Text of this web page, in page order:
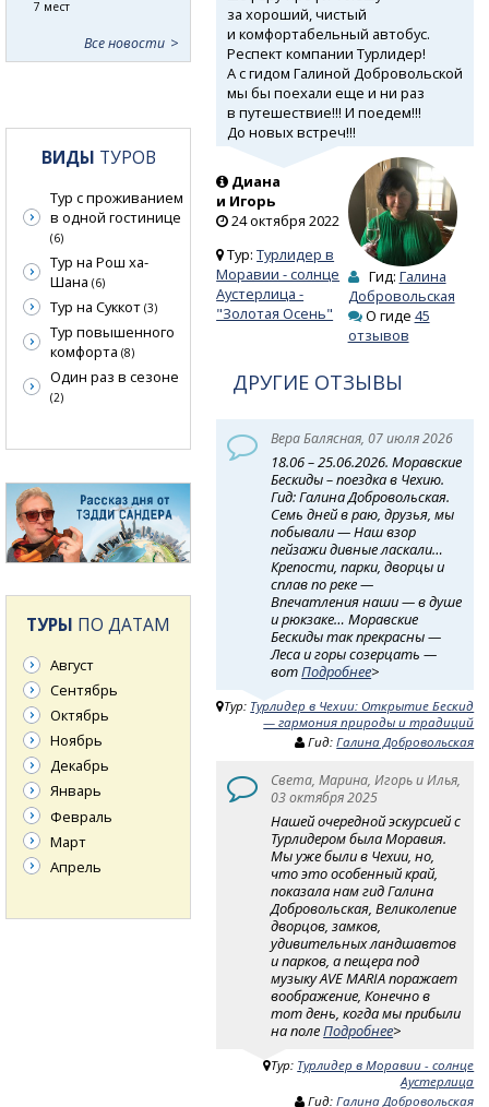
за хороший, чистый
и комфортабельный автобус.
Респект компании Турлидер!
А с гидом Галиной Добровольской
мы бы поехали еще и ни раз
в путешествие!!! И поедем!!!
До новых встреч!!!
Диана
и Игорь
24 октября 2022
Тур:Турлидер в
Моравии - солнце
Аустерлица -
"Золотая Осень"
Гид: Галина
Добровольская
О гиде 45
отзывов
ДРУГИЕ ОТЗЫВЫ
Вера Балясная, 07 июля 2026
18.06 – 25.06.2026. Моравские
Бескиды – поездка в Чехию.
Гид: Галина Добровольская.
Семь дней в раю, друзья, мы
побывали — Наш взор
пейзажи дивные ласкали…
Крепости, парки, дворцы и
сплав по реке —
Впечатления наши — в душе
и рюкзаке… Моравские
Бескиды так прекрасны —
Леса и горы созерцать —
вотПодробнее>
Тур: Турлидер в Чехии: Открытие Бескид
— гармония природы и традиций
Гид:Галина Добровольская
Света, Марина, Игорь и Илья,
03 октября 2025
Нашей очередной эскурсией с
Турлидером была Моравия.
Мы уже были в Чехии, но,
что это особенный край,
показала нам гид Галина
Добровольская, Великолепие
дворцов, замков,
удивительных ландшавтов
и парков, а пещера под
музыку AVE MARIA поражает
воображение, Конечно в
тот день, когда мы прибыли
на полеПодробнее>
Тур: Турлидер в Моравии - солнце
Аустерлица
Гид:Галина Добровольская
7 мест
Все новости
ВИДЫ ТУРОВ
Тур с проживанием
в одной гостинице
(6)
Тур на Рош ха-
Шана (6)
Тур на Суккот (3)
Тур повышенного
комфорта (8)
Один раз в сезоне
(2)
ТУРЫ ПО ДАТАМ
Август
Сентябрь
Октябрь
Ноябрь
Декабрь
Январь
Февраль
Март
Апрель